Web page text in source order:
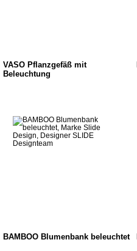
VASO Pflanzgefäß mit
Beleuchtung
BAMBOO Blumenbank beleuchtet